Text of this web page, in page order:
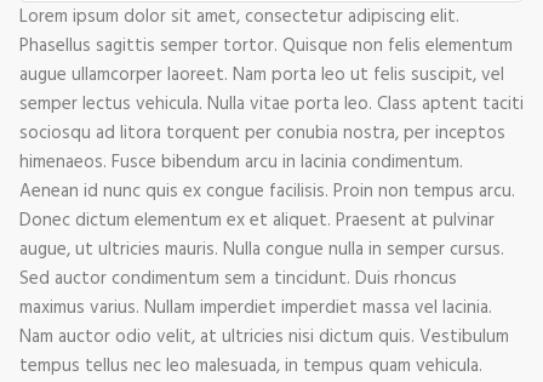
Lorem ipsum dolor sit amet, consectetur adipiscing elit.
Phasellus sagittis semper tortor. Quisque non felis elementum
augue ullamcorper laoreet. Nam porta leo ut felis suscipit, vel
semper lectus vehicula. Nulla vitae porta leo. Class aptent taciti
sociosqu ad litora torquent per conubia nostra, per inceptos
himenaeos. Fusce bibendum arcu in lacinia condimentum.
Aenean id nunc quis ex congue facilisis. Proin non tempus arcu.
Donec dictum elementum ex et aliquet. Praesent at pulvinar
augue, ut ultricies mauris. Nulla congue nulla in semper cursus.
Sed auctor condimentum sem a tincidunt. Duis rhoncus
maximus varius. Nullam imperdiet imperdiet massa vel lacinia.
Nam auctor odio velit, at ultricies nisi dictum quis. Vestibulum
tempus tellus nec leo malesuada, in tempus quam vehicula.